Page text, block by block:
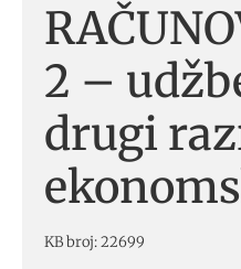
2 –
drugi
KB broj: 22699